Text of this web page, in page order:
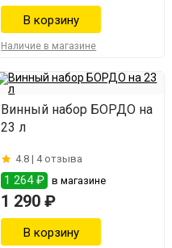
Наличие в магазине
Винный набор БОРДО на
23 л
4.8 | 4 отзыва
1 264 ₽ в магазине
1 290 ₽